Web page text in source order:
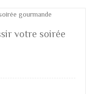
votre soirée